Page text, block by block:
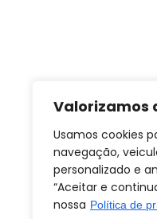
Valorizamos
Usamos cookies
navegação,
personalizado e
“Aceitar e
nossa Política de